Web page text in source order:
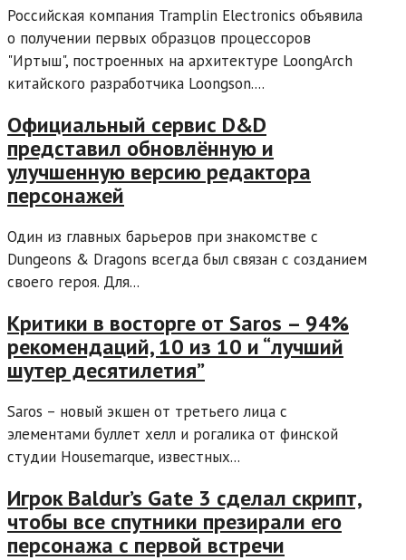
Российская компания Tramplin Electronics объявила
о получении первых образцов процессоров
"Иртыш", построенных на архитектуре LoongArch
китайского разработчика Loongson....
Официальный сервис D&D
представил обновлённую и
улучшенную версию редактора
персонажей
Один из главных барьеров при знакомстве с
Dungeons & Dragons всегда был связан с созданием
своего героя. Для...
Критики в восторге от Saros – 94%
рекомендаций, 10 из 10 и “лучший
шутер десятилетия”
Saros – новый экшен от третьего лица с
элементами буллет хелл и рогалика от финской
студии Housemarque, известных...
Игрок Baldur’s Gate 3 сделал скрипт,
чтобы все спутники презирали его
персонажа с первой встречи